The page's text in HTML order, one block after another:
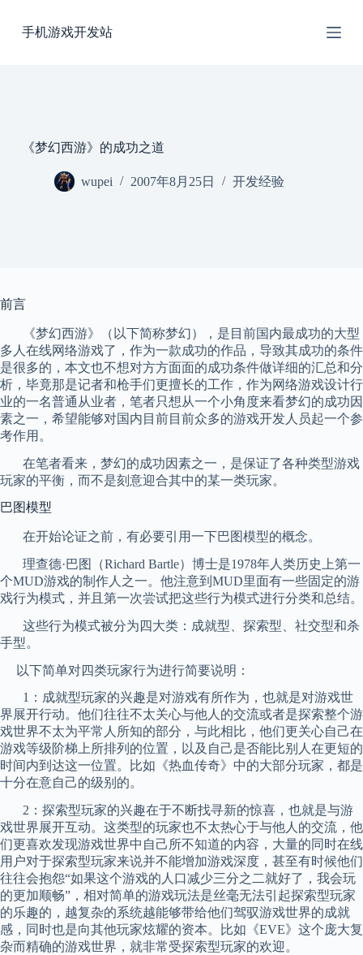
过
手机游戏开发站
《梦幻西游》的成功之道
wupei 2007年8月25日 开发经验
前言
《梦幻西游》（以下简称梦幻），是目前国内最成功的大型
多人在线网络游戏了，作为一款成功的作品，导致其成功的条件
是很多的，本文也不想对方方面面的成功条件做详细的汇总和分
析，毕竟那是记者和枪手们更擅长的工作，作为网络游戏设计行
业的一名普通从业者，笔者只想从一个小角度来看梦幻的成功因
素之一，希望能够对国内 目前目前众多的游戏开发人员起一个参
考作用。
在笔者看来，梦幻的成功因素之一，是保证了各种类型游戏
玩家的平衡，而不是刻意迎合其中的某一类玩家。
巴图模型
在开始论证之前，有必要引用一下巴图模型的概念。
理查德·巴图（Richard Bartle）博士是1978年人类历史上第一
个MUD游戏的制作人之一。他注意到 MUD里面有一些固定的游
戏行为模式，并且第一次尝试把这些行为模式进行分类和总结。
这些行为模式被分为四大类：成就型、探索型、社交型和杀
手型。
以下简单对四类玩家行为进行简要说明：
1 ：成就型玩家的兴趣是对游戏有所作为，也就是对游戏世
界展开行动。他们往往不太关心与他人的交流或者是探索整个游
戏世界不太为平常人所知的部分，与此相比，他们更关心自己在
游戏等级阶梯上所排列的位置，以及自己是否能比别人在更短的
时间内到达这一位置。比如《热血传奇》中的大部分玩家，都是
十分在意自己的级别的。
2 ：探索型玩家的兴趣在于不断找寻新的惊喜，也就是与游
戏世界展开互动。这类型的玩家也不太热心于与他人的交流，他
们更喜欢发现游戏世界中自己所不知道的内容，大量的同时在线
用户对于探索型玩家来说并不能增加游戏深度，甚至有时候他们
往往会抱怨“如果这个游戏的人口减少三分之二就好了，我会玩
的更加顺畅”，相对简单的游戏玩法是丝毫无法引起探索型玩家
的乐趣的，越复杂的系统越能够带给他们驾驭游戏世界的成就
感，同时也是向其他玩家炫耀的资本。比如《EVE》这个庞大复
杂而精确的游戏世界，就非常受探索型玩家的欢迎。